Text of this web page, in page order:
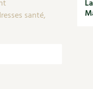
santé,